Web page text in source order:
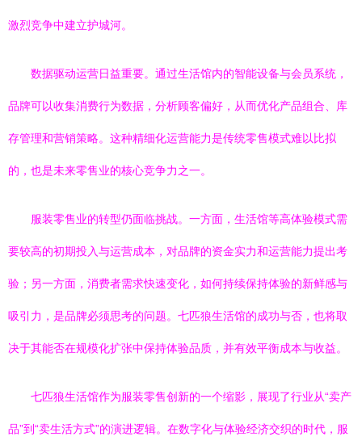
激烈竞争中建立护城河。
数据驱动运营日益重要。通过生活馆内的智能设备与会员系统，
品牌可以收集消费行为数据，分析顾客偏好，从而优化产品组合、库
存管理和营销策略。这种精细化运营能力是传统零售模式难以比拟
的，也是未来零售业的核心竞争力之一。
服装零售业的转型仍面临挑战。一方面，生活馆等高体验模式需
要较高的初期投入与运营成本，对品牌的资金实力和运营能力提出考
验；另一方面，消费者需求快速变化，如何持续保持体验的新鲜感与
吸引力，是品牌必须思考的问题。七匹狼生活馆的成功与否，也将取
决于其能否在规模化扩张中保持体验品质，并有效平衡成本与收益。
七匹狼生活馆作为服装零售创新的一个缩影，展现了行业从“卖产
品”到“卖生活方式”的演进逻辑。在数字化与体验经济交织的时代，服